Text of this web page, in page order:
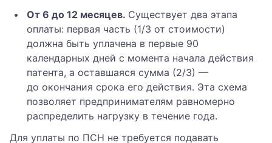
От 6 до 12 месяцев. Существует два этапа
оплаты: первая часть (1/3 от стоимости)
должна быть уплачена в первые 90
календарных дней с момента начала действия
патента, а оставшаяся сумма (2/3) —
до окончания срока его действия. Эта схема
позволяет предпринимателям равномерно
распределить нагрузку в течение года.
Для уплаты по ПСН не требуется подавать